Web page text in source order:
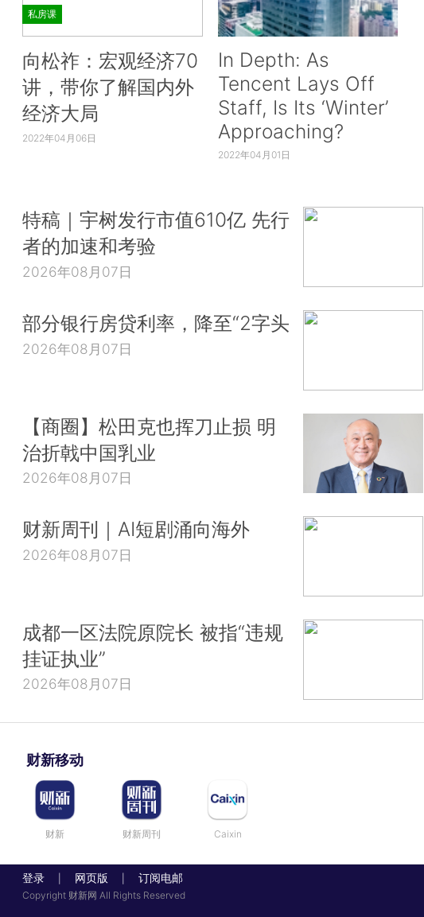
私房课
向松祚：宏观经济70
讲，带你了解国内外
经济大局
2022年04月06日
In Depth: As
Tencent Lays Off
Staff, Is Its ‘Winter’
Approaching?
2022年04月01日
特稿｜宇树发行市值610亿 先行
者的加速和考验
2026年08月07日
部分银行房贷利率，降至“2字头
2026年08月07日
【商圈】松田克也挥刀止损 明
治折戟中国乳业
2026年08月07日
财新周刊｜AI短剧涌向海外
2026年08月07日
成都一区法院原院长 被指“违规
挂证执业”
2026年08月07日
财新移动
财新 财新周刊 Caixin
登录 网页版 订阅电邮
Copyright 财新网 All Rights Reserved